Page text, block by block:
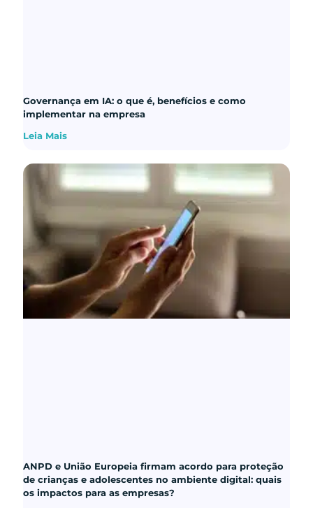
Governança em IA: o que é, benefícios e como
implementar na empresa
Leia Mais
ANPD e União Europeia firmam acordo para proteção
de crianças e adolescentes no ambiente digital: quais
os impactos para as empresas?